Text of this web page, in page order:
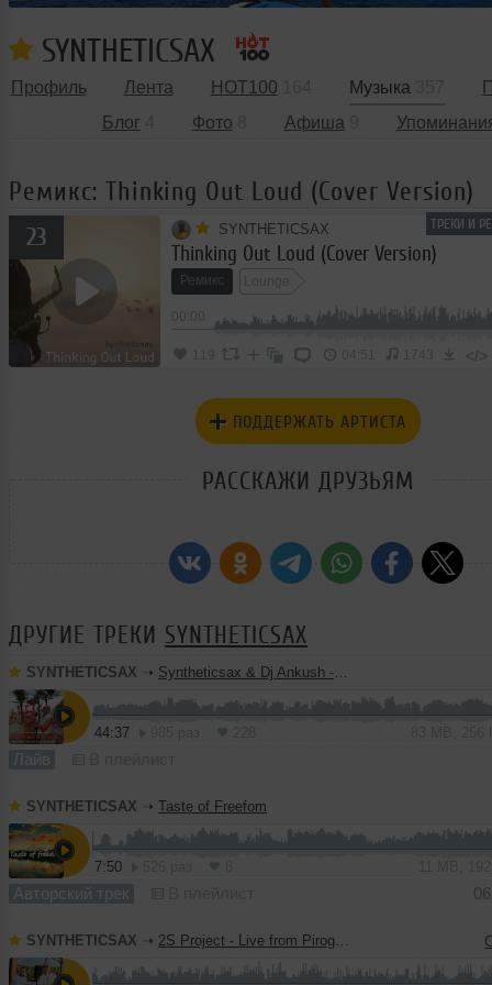
SYNTHETICSAX
Профиль Лента HOT100 Музыка
Блог
Фото Афиша
Ремикс: Thinking Out Loud (Cover Version)
ТРЕКИ И
23 SYNTHETICSAX
Thinking Out Loud (Cover Version)
Ремикс Lounge
119 04:51 1743 </>
ПОДДЕРЖАТЬ АРТИСТА
РАССКАЖИ ДРУЗЬЯМ
ДРУГИЕ ТРЕКИ SYNTHETICSAX
SYNTHETICSAX ➝ Syntheticsax & Dj Ankush - Live saxophone mix from Bastian Riviera (GOA 2026)
44:37
Лайв
SYNTHETICSAX ➝ Taste of Freefom
7:50
Авторский трек
SYNTHETICSAX ➝ 2S Project - Live from Pirogovo (24-05-2025) Part 1